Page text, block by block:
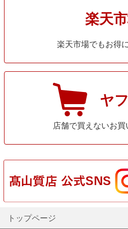
楽天
楽天市場でもお得
ヤ
店舗で買えないお買
トップページ